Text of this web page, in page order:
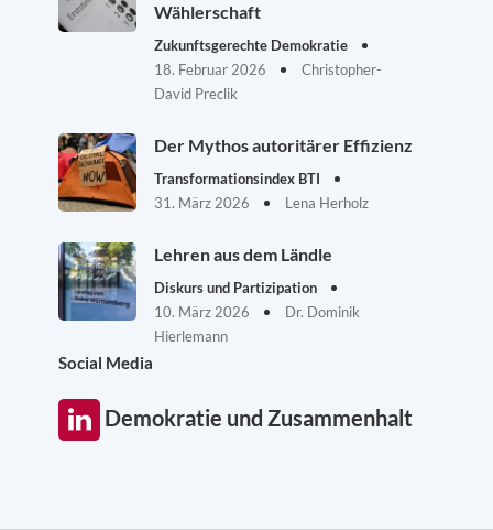
Wählerschaft
Zukunftsgerechte Demokratie
18. Februar 2026
Christopher-
David Preclik
Der Mythos autoritärer Effizienz
Transformationsindex BTI
31. März 2026
Lena Herholz
Lehren aus dem Ländle
Diskurs und Partizipation
10. März 2026
Dr. Dominik
Hierlemann
Social Media
Demokratie und Zusammenhalt